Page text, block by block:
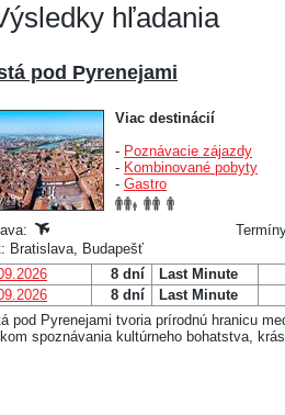
hľadania
pod Pyrenejami
Viac destinácií
- Poznávacie zájazdy
- Kombinované pobyty
- Gastro
Bratislava, Budapešť
8 dní Last Minute
8 dní Last Minute
pod Pyrenejami tvoria prírodnú hranicu
spoznávania kultúrneho bohatstva,